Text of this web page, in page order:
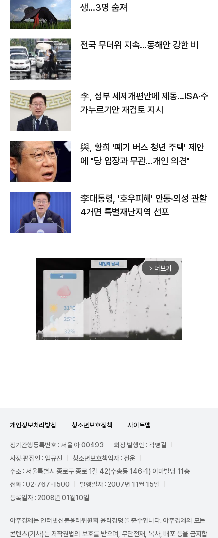
생…3명 숨져
전국 무더위 지속…동해안 강한 비
李, 정부 세제개편안에 제동…ISA·주
가누르기안 재검토 지시
與, 황희 '폐기 버스 청년 주택' 제안
에 "당 입장과 무관…개인 의견"
李대통령, '호우피해' 안동·의성 관할
4개면 특별재난지역 선포
arrow_forward_ios 더보기
개인정보처리방침 청소년보호정책 사이트맵
정기간행등록번호 : 서울 아 00493
회장·발행인 : 곽영길
사장·편집인 : 임규진
청소년보호책임자 : 전운
주소 : 서울특별시 종로구 종로 1길 42(수송동 146-1) 이마빌딩 11층
전화 : 02-767-1500
발행일자 : 2007년 11월 15일
등록일자 : 2008년 01월10일
아주경제는 인터넷신문윤리위원회 윤리강령을 준수합니다. 아주경제의 모든
콘텐츠(기사)는 저작권법의 보호를 받으며, 무단전재, 복사, 배포 등을 금지합